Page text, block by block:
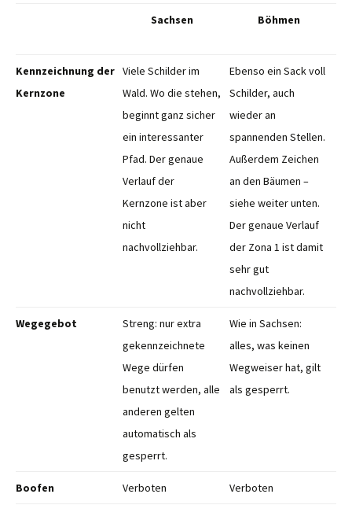
Sachsen Böhmen
Kennzeichnung der
Kernzone
Viele Schilder im
Wald. Wo die stehen,
beginnt ganz sicher
ein interessanter
Pfad. Der genaue
Verlauf der
Kernzone ist aber
nicht
nachvollziehbar.
Ebenso ein Sack voll
Schilder, auch
wieder an
spannenden Stellen.
Außerdem Zeichen
an den Bäumen –
siehe weiter unten.
Der genaue Verlauf
der Zona 1 ist damit
sehr gut
nachvollziehbar.
Wegegebot
Streng: nur extra
gekennzeichnete
Wege dürfen
benutzt werden, alle
anderen gelten
automatisch als
gesperrt.
Wie in Sachsen:
alles, was keinen
Wegweiser hat, gilt
als gesperrt.
Boofen Verboten Verboten